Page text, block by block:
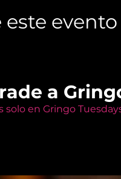
evento
a
solo en Gringo